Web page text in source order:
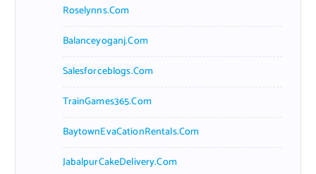
Roselynns.com
Balanceyoganj.com
Salesforceblogs.com
TrainGames365.com
BaytownEvaCationRentals.com
JabalpurCakeDelivery.com